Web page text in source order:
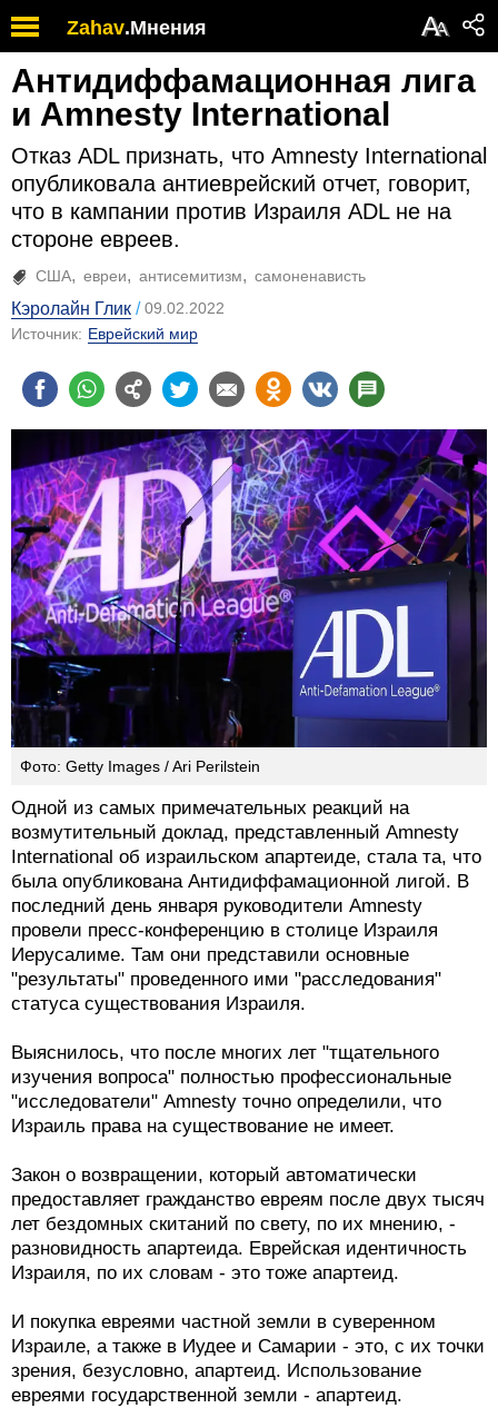
Zahav.Мнения АА
Антидиффамационная лига
и Amnesty International
Отказ ADL признать, что Amnesty International
опубликовала антиеврейский отчет, говорит,
что в кампании против Израиля ADL не на
стороне евреев.
США евреи антисемитизм самоненависть
Кэролайн Глик
09.02.2022
Источник: Еврейский мир
Фото: Getty Images / Ari Perilstein
Одной из самых примечательных реакций на
возмутительный доклад, представленный Amnesty
International об израильском апартеиде, стала та, что
была опубликована Антидиффамационной лигой. В
последний день января руководители Amnesty
провели пресс-конференцию в столице Израиля
Иерусалиме. Там они представили основные
"результаты" проведенного ими "расследования"
статуса существования Израиля.
Выяснилось, что после многих лет "тщательного
изучения вопроса" полностью профессиональные
"исследователи" Amnesty точно определили, что
Израиль права на существование не имеет.
Закон о возвращении, который автоматически
предоставляет гражданство евреям после двух тысяч
лет бездомных скитаний по свету, по их мнению, -
разновидность апартеида. Еврейская идентичность
Израиля, по их словам - это тоже апартеид.
И покупка евреями частной земли в суверенном
Израиле, а также в Иудее и Самарии - это, с их точки
зрения, безусловно, апартеид. Использование
евреями государственной земли - апартеид.